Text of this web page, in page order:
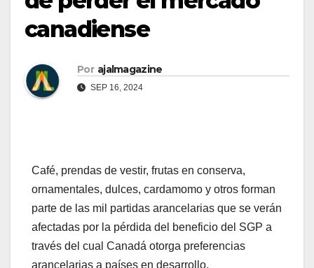
canadiense
Por ajalmagazine
SEP 16, 2024
Café, prendas de vestir, frutas en conserva,
ornamentales, dulces, cardamomo y otros forman
parte de las mil partidas arancelarias que se verán
afectadas por la pérdida del beneficio del SGP a
través del cual Canadá otorga preferencias
arancelarias a países en desarrollo.